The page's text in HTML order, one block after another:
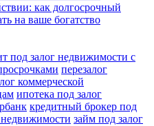
как долгосрочный
на ваше богатство
под залог недвижимости с
перезалог
коммерческой
ипотека под залог
кредитный брокер под
недвижимости займ под залог